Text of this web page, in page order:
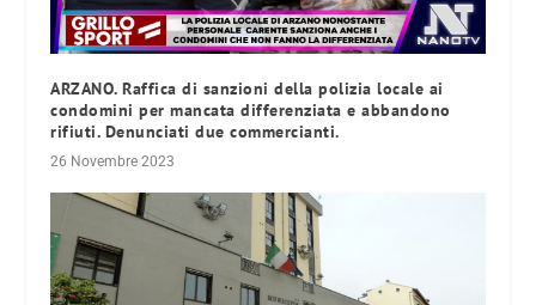
ARZANO. Raffica di sanzioni della polizia locale ai
condomini per mancata differenziata e abbandono
rifiuti. Denunciati due commercianti.
26 Novembre 2023